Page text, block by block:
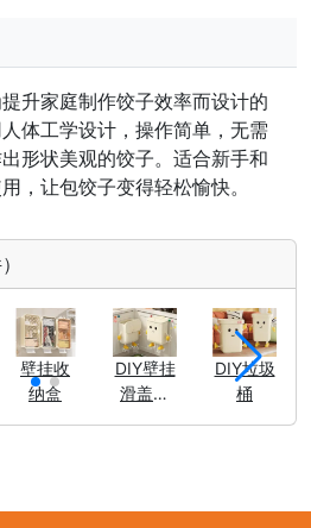
升家庭制作饺子效率而设计的
体工学设计，操作简单，无需
形状美观的饺子。适合新手和
，让包饺子变得轻松愉快。
壁挂收
纳盒
DIY壁挂
滑盖垃
DIY垃圾
桶